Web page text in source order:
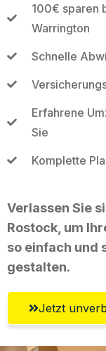
100€ sparen
Warrington
Schnelle
Erfahrene
Sie
Komplette
Verlassen Sie
Rostock, um
so einfach und
gestalten.
Jetzt